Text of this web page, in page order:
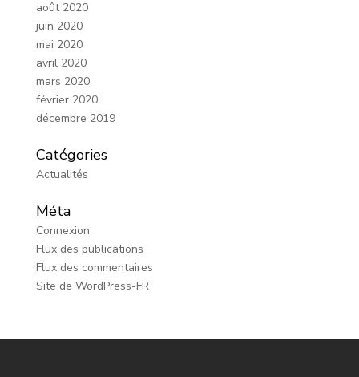
août 2020
juin 2020
mai 2020
avril 2020
mars 2020
février 2020
décembre 2019
Catégories
Actualités
Méta
Connexion
Flux des publications
Flux des commentaires
Site de WordPress-FR